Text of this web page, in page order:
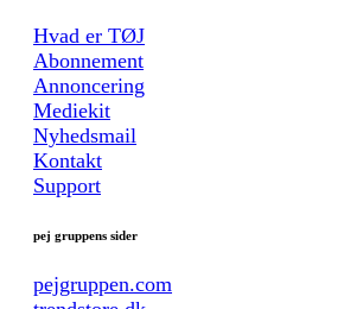
Hvad er TØJ
Abonnement
Annoncering
Mediekit
Nyhedsmail
Kontakt
Support
pej gruppens sider
pejgruppen.com